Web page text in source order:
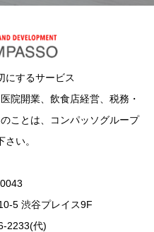
にするサービス
院開業、飲食店経営、税務・
ことは、コンパッソグループ
い。
5 渋谷プレイス9F
2233(代)